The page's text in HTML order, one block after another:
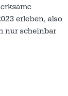
erleben, also
nur scheinbar